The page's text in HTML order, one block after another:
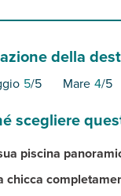
della
5/5 Mare 4/5
scegliere
piscina
chicca